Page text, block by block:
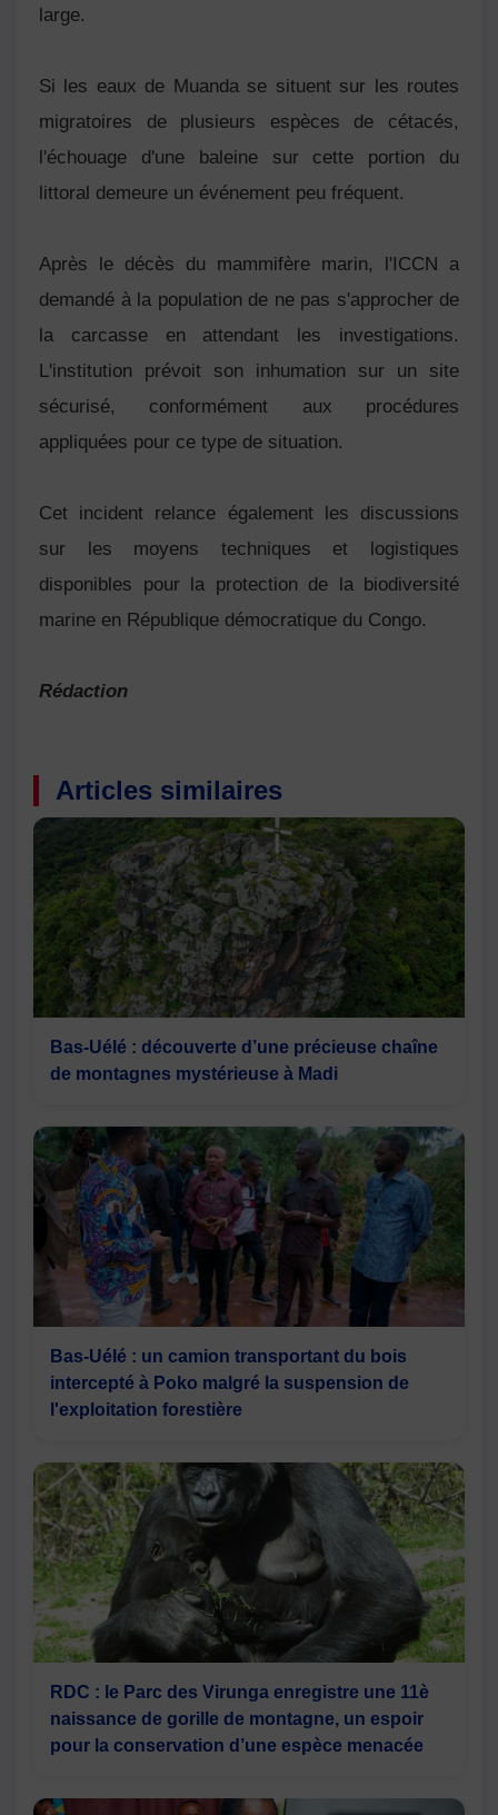
large.
Si les eaux de Muanda se situent sur les routes
migratoires de plusieurs espèces de cétacés,
l'échouage d'une baleine sur cette portion du
littoral demeure un événement peu fréquent.
Après le décès du mammifère marin, l'ICCN a
demandé à la population de ne pas s'approcher de
la carcasse en attendant les investigations.
L'institution prévoit son inhumation sur un site
sécurisé, conformément aux procédures
appliquées pour ce type de situation.
Cet incident relance également les discussions
sur les moyens techniques et logistiques
disponibles pour la protection de la biodiversité
marine en République démocratique du Congo.
Rédaction
Articles similaires
Bas-Uélé : découverte d’une précieuse chaîne
de montagnes mystérieuse à Madi
Bas-Uélé : un camion transportant du bois
intercepté à Poko malgré la suspension de
l'exploitation forestière
RDC : le Parc des Virunga enregistre une 11è
naissance de gorille de montagne, un espoir
pour la conservation d’une espèce menacée